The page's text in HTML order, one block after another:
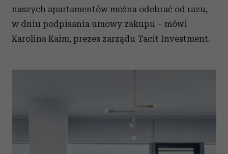
naszych apartamentów można odebrać od razu,
w dniu podpisania umowy zakupu – mówi
Karolina Kaim, prezes zarządu Tacit Investment.